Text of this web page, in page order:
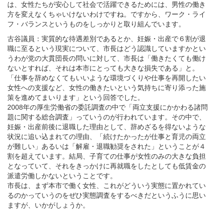
は、女性たちが安心して社会で活躍できるためには、男性の働き
方を変えなくちゃいけないわけですね。ですから、ワーク・ライ
フ・バランスというものをしっかりと取り組んでいます。
古谷議員：実質的な待遇差別であるとか、妊娠・出産で６割が退
職に至るという現実について、市長はどう認識していますかとい
うわが党の大貫団長の問いに対して、市長は「働きたくても働け
ないとすれば、それは本市にとっても大きな損失である」と。
「仕事を辞めなくてもいいような環境づくりや仕事を再開したい
女性への支援など、女性の働きたいという気持ちに寄り添った施
策を進めてまいります」という回答でした。
2008年の厚生労働省の委託調査の中で「両立支援にかかわる諸問
題に関する総合調査」っていうのが行われています。その中で、
妊娠・出産前後に退職した理由として、辞めざるを得ないような
状況に追い込まれての理由、「続けたかったが仕事と育児の両立
が難しい」あるいは「解雇・退職勧奨をされた」ということが４
割を超えています。結局、子育ての仕事が女性のみの大きな負担
となっていて、それをきっかけに再就職をしたとしても低賃金の
派遣労働しかないということです。
市長は、まず本市で働く女性、これがどういう実態に置かれてい
るのかっていうのをぜひ実態調査をするべきだというふうに思い
ますが、いかがしょうか。